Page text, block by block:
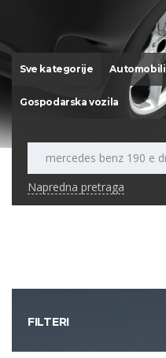
Sve kategorije Automobili
Gospodarska vozila
Napredna pretraga
FILTERI